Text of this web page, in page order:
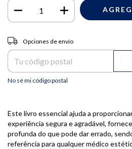
Entregas para el CP:
Opciones de envío
No sé mi código postal
Este livro essencial ajuda a
experiência segura e agradável,
profunda do que pode dar errado,
referência para qualquer médico